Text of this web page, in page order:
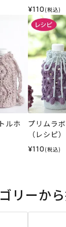
¥110 (税込)
ルホ
プリムラ
（レシピ）
¥110 (税込)
リーか